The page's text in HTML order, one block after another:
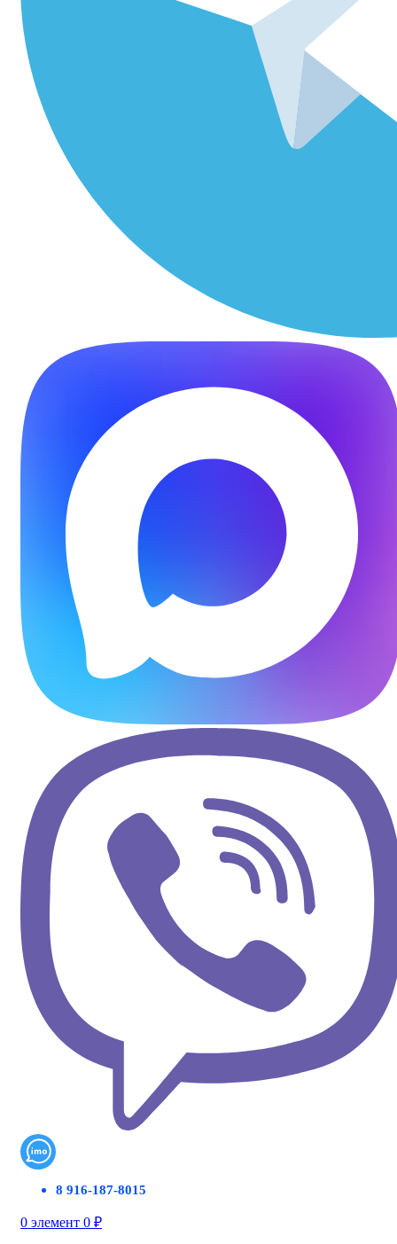
8 916-187-8015
0 элемент 0 ₽